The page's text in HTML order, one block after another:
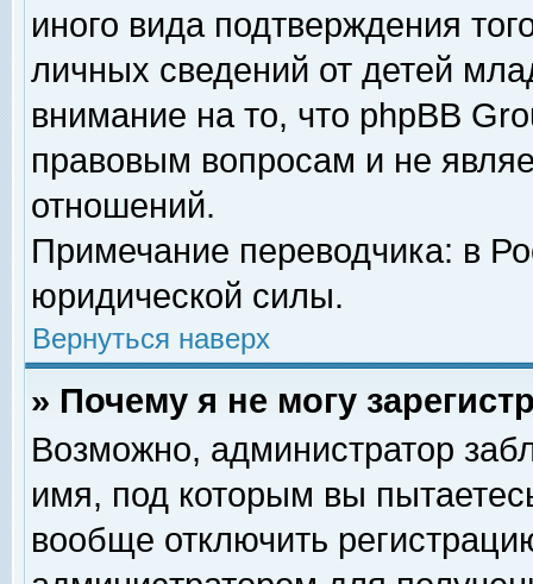
иного вида подтверждения
личных сведений от детей
внимание на то, что phpBB
правовым вопросам и не
отношений.
Примечание переводчика: в
юридической силы.
Вернуться наверх
» Почему я не могу
Возможно, администратор
имя, под которым вы
вообще отключить